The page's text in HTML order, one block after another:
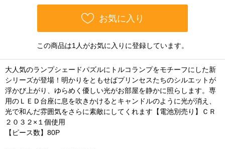
お気に入り
この商品は1人がお気に入りに登録しています。
大人気のランプシェードパズルにトルコランプをモチーフにした新
シリーズが登場！明かりをともせばプリンセスたちのシルエットが
浮かび上がり、ゆらめく優しい光がお部屋を静かに照らします。専
用のＬＥＤ台座に息を吹きかけるとキャンドルのように光が消え、
光で和んだ雰囲気をさらに素敵にしてくれます【電池別売り】ＣＲ
２０３２×１個使用
【ピース数】80P